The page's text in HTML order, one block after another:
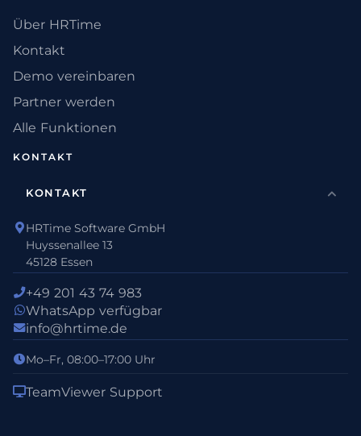
Über HRTime
Kontakt
Demo vereinbaren
Partner werden
Alle Funktionen
KONTAKT
KONTAKT
HRTime Software GmbH
Huyssenallee 13
45128 Essen
+49 201 43 74 983
WhatsApp verfügbar
info@hrtime.de
Mo–Fr, 08:00–17:00 Uhr
TeamViewer Support